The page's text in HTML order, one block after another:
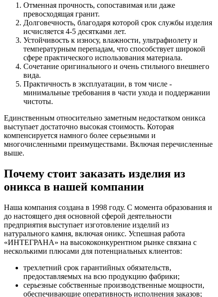
Отменная прочность, сопоставимая или даже
превосходящая гранит.
Долговечность, благодаря которой срок службы изделия
исчисляется 4-5 десятками лет.
Устойчивость к износу, влажности, ультрафиолету и
температурным перепадам, что способствует широкой
сфере практического использования материала.
Сочетание оригинального и очень стильного внешнего
вида.
Практичность в эксплуатации, в том числе -
минимальные требования в части ухода и поддержании
чистоты.
Единственным относительно заметным недостатком оникса
выступает достаточно высокая стоимость. Которая
компенсируется намного более серьезными и
многочисленными преимуществами. Включая перечисленные
выше.
Почему стоит заказать изделия из
оникса в нашей компании
Наша компания создана в 1998 году. С момента образования и
до настоящего дня основной сферой деятельности
предприятия выступает изготовление изделий из
натурального камня, включая оникс. Успешная работа
«ИНТЕГРАНА» на высококонкурентном рынке связана с
несколькими плюсами для потенциальных клиентов:
трехлетний срок гарантийных обязательств,
предоставляемых на всю продукцию фабрики;
серьезные собственные производственные мощности,
обеспечивающие оперативность исполнения заказов;